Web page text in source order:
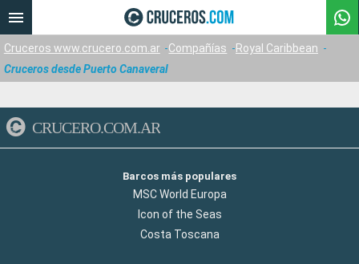
Cruceros www.crucero.com.ar Compañías
Royal Caribbean
Cruceros desde Puerto Canaveral
CRUCERO.COM.AR
Barcos más populares
MSC World Europa
Icon of the Seas
Costa Toscana